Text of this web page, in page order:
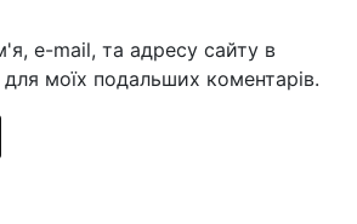
e-mail, та адресу сайту в
моїх подальших коментарів.